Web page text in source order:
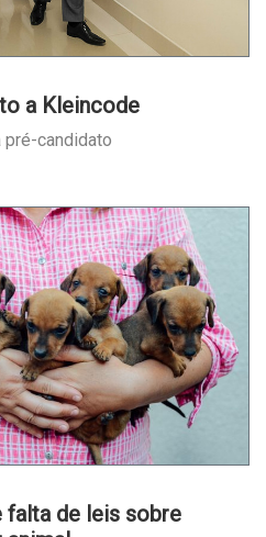
a Kleincode
pré-candidato
falta de leis sobre